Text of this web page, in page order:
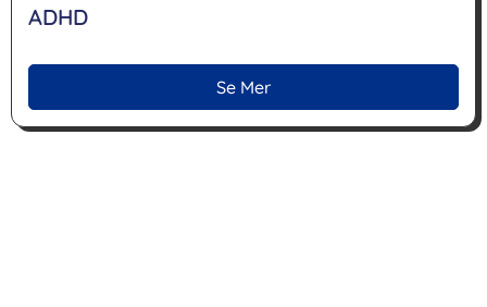
ADHD
Se Mer